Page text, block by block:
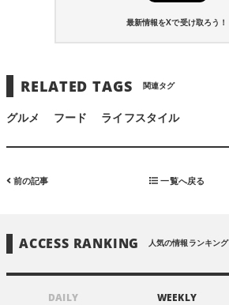
最新情報をXで受け取ろう！
RELATED TAGS 関連タグ
グルメ フード ライフスタイル
前の記事 一覧へ戻る
ACCESS RANKING 人気の情報ランキング
DAILY WEEKLY